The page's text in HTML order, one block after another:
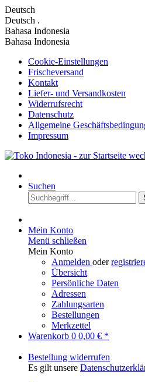
Deutsch
Deutsch .
Bahasa Indonesia
Bahasa Indonesia
Cookie-Einstellungen
Frischeversand
Kontakt
Liefer- und Versandkosten
Widerrufsrecht
Datenschutz
Allgemeine
Impressum
Suchen
Mein Konto
Menü schließen
Mein Konto
Anmelden oder
Übersicht
Persönliche Daten
Adressen
Zahlungsarten
Bestellungen
Merkzettel
Warenkorb 0 0,00 € *
Bestellung widerrufen
Es gilt unsere